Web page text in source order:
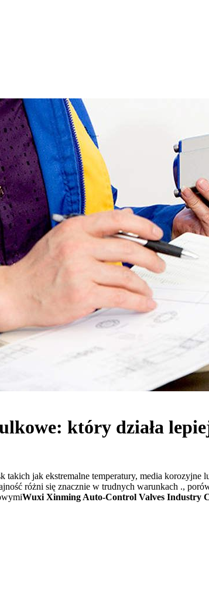
który działa
takich jak ekstremalne temperatury, media
różni się znacznie w trudnych warunkach .,
Wuxi Xinming Auto-Control Valves Industry